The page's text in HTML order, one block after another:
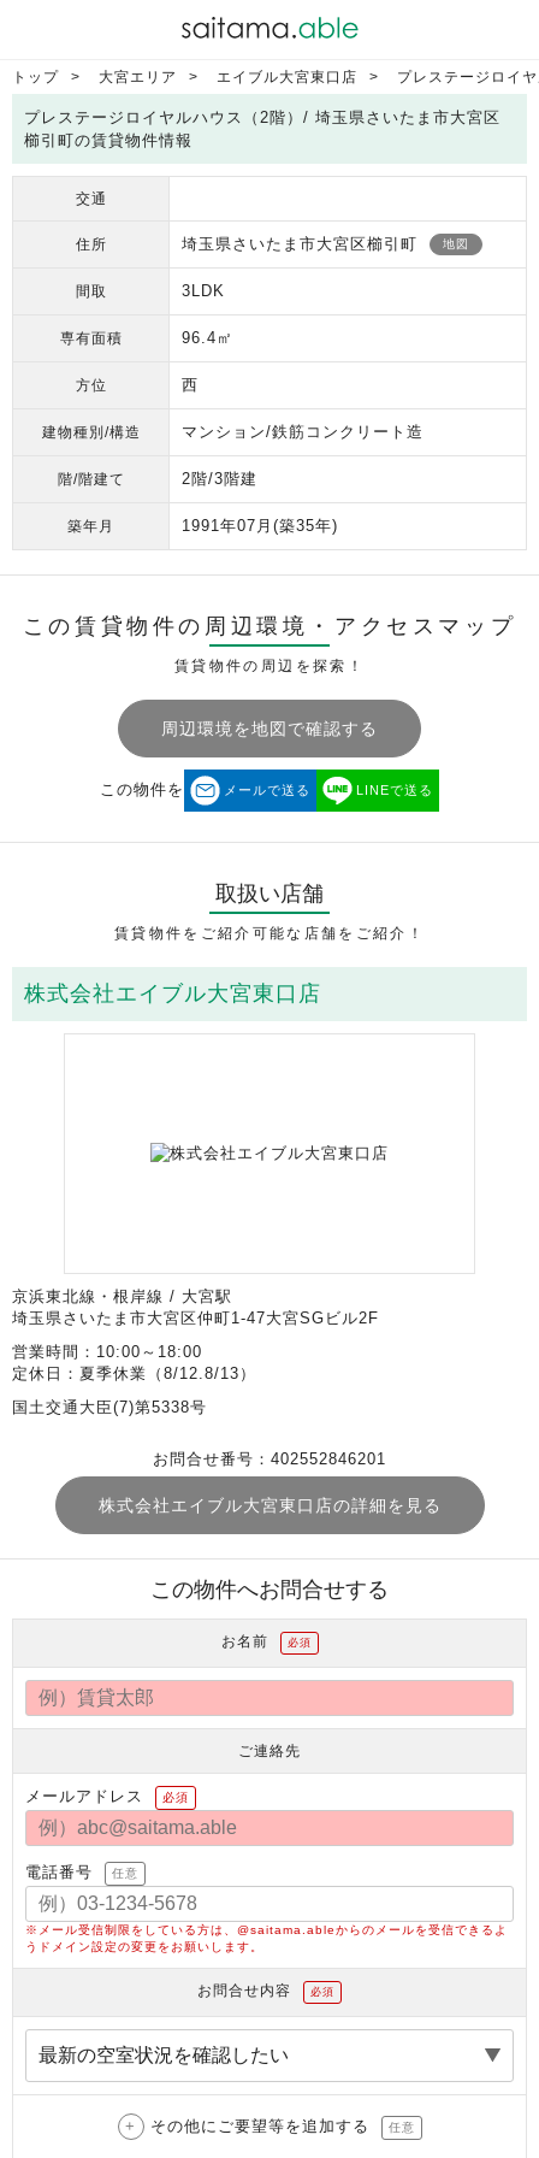
トップ 大宮エリア エイブル大宮東口店 プレステージロイ
プレステージロイヤルハウス（2階）/ 埼玉県さいたま市大宮区
櫛引町の賃貸物件情報
交通
住所 埼玉県さいたま市大宮区櫛引町 地図
間取 3LDK
専有面積 96.4㎡
方位 西
建物種別/構造 マンション/鉄筋コンクリート造
階/階建て 2階/3階建
築年月 1991年07月 (築35年)
この賃貸物件の周辺環境・ アクセスマップ
賃貸物件の周辺を探索！
周辺環境を地図で確認する
この物件を メールで送る LINEで送る
取扱い店舗
賃貸物件をご紹介可能な店舗をご紹介！
株式会社エイブル大宮東口店
京浜東北線・根岸線 / 大宮駅
埼玉県さいたま市大宮区仲町1-47大宮SGビル2F
営業時間：10:00～18:00
定休日：夏季休業（8/12.8/13）
国土交通大臣(7)第5338号
お問合せ番号：402552846201
株式会社エイブル大宮東口店の詳細を見る
この物件へお問合せする
お名前 必須
ご連絡先
メールアドレス 必須
電話番号 任意
※メール受信制限をしている方は、@saitama.ableからのメールを受信できるよ
うドメイン設定の変更をお願いします。
お問合せ内容 必須
その他にご要望等を追加する 任意